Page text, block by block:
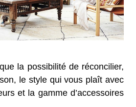
la possibilité de réconcilier,
le style qui vous plaît avec
et la gamme d’accessoires